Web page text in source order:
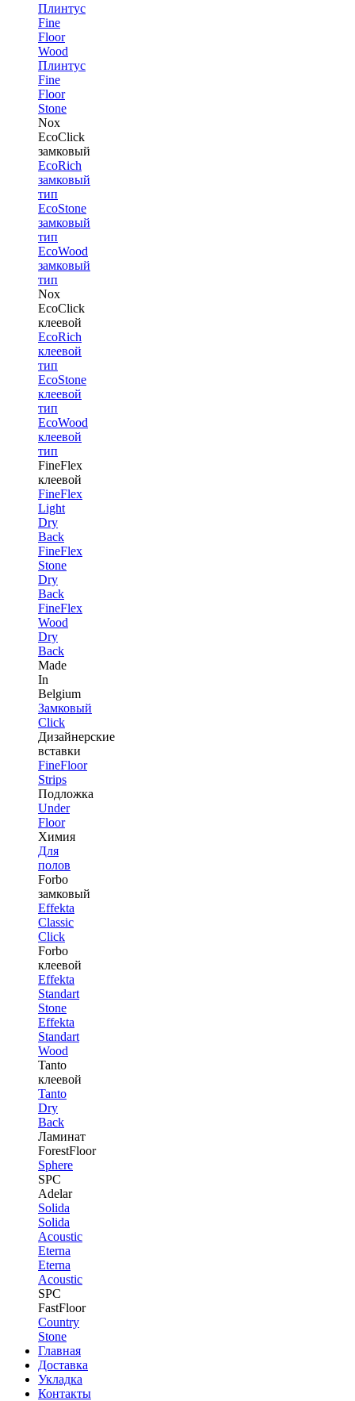
Плинтус
Fine
Floor
Wood
Плинтус
Fine
Floor
Stone
Nox
EcoClick
замковый
EcoRich
замковый
тип
EcoStone
замковый
тип
EcoWood
замковый
тип
Nox
EcoClick
клеевой
EcoRich
клеевой
тип
EcoStone
клеевой
тип
EcoWood
клеевой
тип
FineFlex
клеевой
FineFlex
Light
Dry
Back
FineFlex
Stone
Dry
Back
FineFlex
Wood
Dry
Back
Made
In
Belgium
Замковый
Click
Дизайнерские
вставки
FineFloor
Strips
Подложка
Under
Floor
Химия
Для
полов
Forbo
замковый
Effekta
Classic
Click
Forbo
клеевой
Effekta
Standart
Stone
Effekta
Standart
Wood
Tanto
клеевой
Tanto
Dry
Back
Ламинат
ForestFloor
Sphere
SPC
Adelar
Solida
Solida
Acoustic
Eterna
Eterna
Acoustic
SPC
FastFloor
Country
Stone
Главная
Доставка
Укладка
Контакты